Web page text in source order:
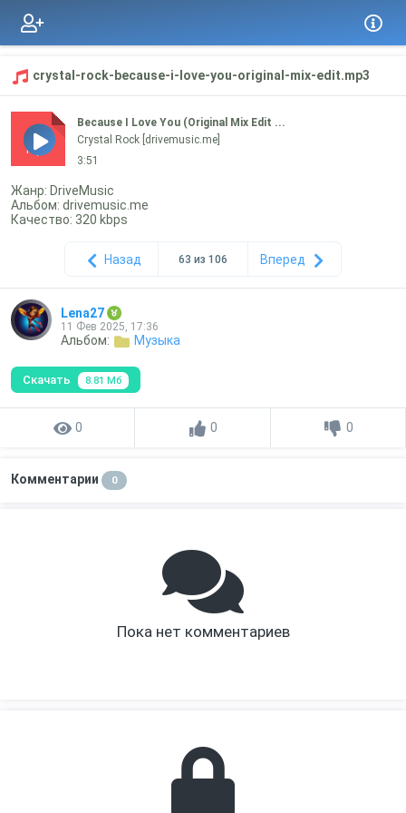
crystal-rock-because-i-love-you-original-mix-edit.mp3
mp3
Because I Love You (Original Mix Edit ...
Crystal Rock [drivemusic.me]
3:51
Жанр: DriveMusic
Альбом: drivemusic.me
Качество: 320 kbps
Назад 63 из 106 Вперед
Lena27
11 Фев 2025, 17:36
Альбом: Музыка
Скачать 8.81 Мб
0 0 0
Комментарии 0
Пока нет комментариев